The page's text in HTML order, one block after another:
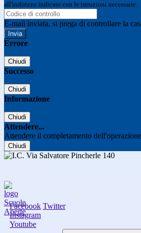
all'indirizzo indicato con le istruzioni necessarie.
E-mail inviata, si prega di controllare la
Errore
Chiudi
Successo
Chiudi
Informazione
Chiudi
Attendere...
Attendere il completamento
Chiudi
Facebook Twitter
Instagram
Youtube